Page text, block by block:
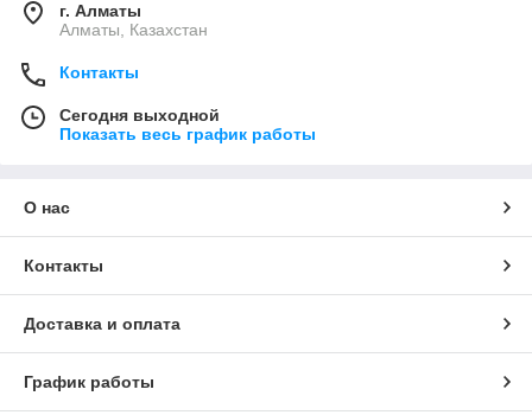
г. Алматы
Алматы, Казахстан
Контакты
Сегодня выходной
Показать весь график работы
О нас
Контакты
Доставка и оплата
График работы